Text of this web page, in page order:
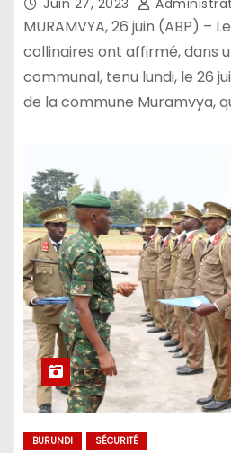
Juin 27, 2023
MURAMVYA, 26 juin (ABP) –
collinaires ont affirmé, dans
communal, tenu lundi, le 26
de la commune Muramvya,
BURUNDI SÉCURITÉ